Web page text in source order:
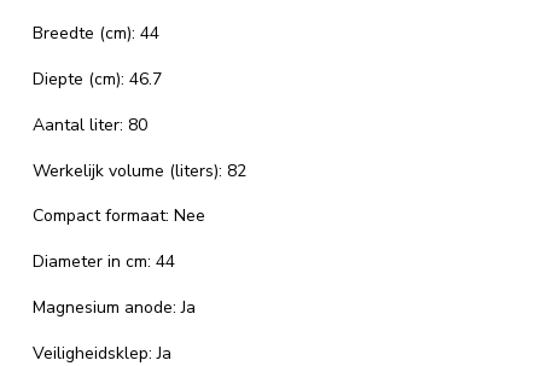
Breedte (cm): 44
Diepte (cm): 46.7
Aantal liter: 80
Werkelijk volume (liters): 82
Compact formaat: Nee
Diameter in cm: 44
Magnesium anode: Ja
Veiligheidsklep: Ja